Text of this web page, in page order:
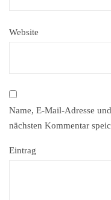
Website
Name, E-Mail-Adresse
nächsten Kommentar
Eintrag